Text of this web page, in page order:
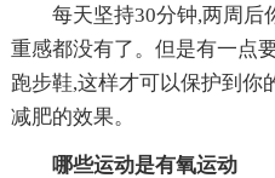
每天坚持30分钟,两周后
重感都没有了。但是有一点
跑步鞋,这样才可以保护到你
减肥的效果。
哪些运动是有氧运动